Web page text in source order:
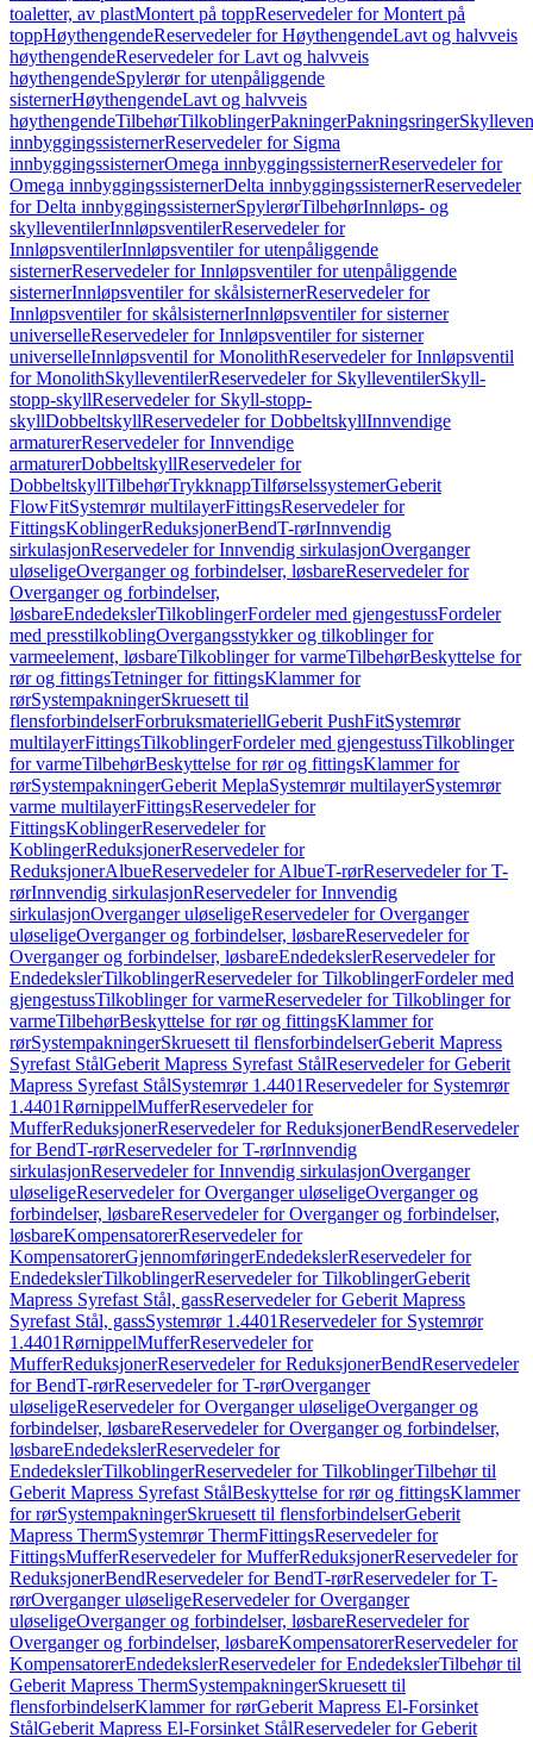
toaletter, av plastMontert på toppReservedeler for Montert på
toppHøythengendeReservedeler for HøythengendeLavt og halvveis
høythengendeReservedeler for Lavt og halvveis
høythengendeSpylerør for utenpåliggende
sisternerHøythengendeLavt og halvveis
høythengendeTilbehørTilkoblingerPakningerPakningsringer
innbyggingssisternerReservedeler for Sigma
innbyggingssisternerOmega innbyggingssisternerReservedeler for
Omega innbyggingssisternerDelta innbyggingssisternerReservedeler
for Delta innbyggingssisternerSpylerørTilbehørInnløps- og
skylleventilerInnløpsventilerReservedeler for
InnløpsventilerInnløpsventiler for utenpåliggende
sisternerReservedeler for Innløpsventiler for utenpåliggende
sisternerInnløpsventiler for skålsisternerReservedeler for
Innløpsventiler for skålsisternerInnløpsventiler for sisterner
universelleReservedeler for Innløpsventiler for sisterner
universelleInnløpsventil for MonolithReservedeler for Innløpsventil
for MonolithSkylleventilerReservedeler for SkylleventilerSkyll-
stopp-skyllReservedeler for Skyll-stopp-
skyllDobbeltskyllReservedeler for DobbeltskyllInnvendige
armaturerReservedeler for Innvendige
armaturerDobbeltskyllReservedeler for
DobbeltskyllTilbehørTrykknappTilførselssystemerGeberit
FlowFitSystemrør multilayerFittingsReservedeler for
FittingsKoblingerReduksjonerBendT-rørInnvendig
sirkulasjonReservedeler for Innvendig sirkulasjonOverganger
uløseligeOverganger og forbindelser, løsbareReservedeler for
Overganger og forbindelser,
løsbareEndedekslerTilkoblingerFordeler med gjengestussFordeler
med presstilkoblingOvergangsstykker og tilkoblinger for
varmeelement, løsbareTilkoblinger for varmeTilbehørBeskyttelse for
rør og fittingsTetninger for fittingsKlammer for
rørSystempakningerSkruesett til
flensforbindelserForbruksmateriellGeberit PushFitSystemrør
multilayerFittingsTilkoblingerFordeler med gjengestussTilkoblinger
for varmeTilbehørBeskyttelse for rør og fittingsKlammer for
rørSystempakningerGeberit MeplaSystemrør multilayerSystemrør
varme multilayerFittingsReservedeler for
FittingsKoblingerReservedeler for
KoblingerReduksjonerReservedeler for
ReduksjonerAlbueReservedeler for AlbueT-rørReservedeler for T-
rørInnvendig sirkulasjonReservedeler for Innvendig
sirkulasjonOverganger uløseligeReservedeler for Overganger
uløseligeOverganger og forbindelser, løsbareReservedeler for
Overganger og forbindelser, løsbareEndedekslerReservedeler for
EndedekslerTilkoblingerReservedeler for TilkoblingerFordeler med
gjengestussTilkoblinger for varmeReservedeler for Tilkoblinger for
varmeTilbehørBeskyttelse for rør og fittingsKlammer for
rørSystempakningerSkruesett til flensforbindelserGeberit Mapress
Syrefast StålGeberit Mapress Syrefast StålReservedeler for Geberit
Mapress Syrefast StålSystemrør 1.4401Reservedeler for Systemrør
1.4401RørnippelMufferReservedeler for
MufferReduksjonerReservedeler for ReduksjonerBendReservedeler
for BendT-rørReservedeler for T-rørInnvendig
sirkulasjonReservedeler for Innvendig sirkulasjonOverganger
uløseligeReservedeler for Overganger uløseligeOverganger og
forbindelser, løsbareReservedeler for Overganger og forbindelser,
løsbareKompensatorerReservedeler for
KompensatorerGjennomføringerEndedekslerReservedeler for
EndedekslerTilkoblingerReservedeler for TilkoblingerGeberit
Mapress Syrefast Stål, gassReservedeler for Geberit Mapress
Syrefast Stål, gassSystemrør 1.4401Reservedeler for Systemrør
1.4401RørnippelMufferReservedeler for
MufferReduksjonerReservedeler for ReduksjonerBendReservedeler
for BendT-rørReservedeler for T-rørOverganger
uløseligeReservedeler for Overganger uløseligeOverganger og
forbindelser, løsbareReservedeler for Overganger og forbindelser,
løsbareEndedekslerReservedeler for
EndedekslerTilkoblingerReservedeler for TilkoblingerTilbehør til
Geberit Mapress Syrefast StålBeskyttelse for rør og fittingsKlammer
for rørSystempakningerSkruesett til flensforbindelserGeberit
Mapress ThermSystemrør ThermFittingsReservedeler for
FittingsMufferReservedeler for MufferReduksjonerReservedeler for
ReduksjonerBendReservedeler for BendT-rørReservedeler for T-
rørOverganger uløseligeReservedeler for Overganger
uløseligeOverganger og forbindelser, løsbareReservedeler for
Overganger og forbindelser, løsbareKompensatorerReservedeler for
KompensatorerEndedekslerReservedeler for EndedekslerTilbehør til
Geberit Mapress ThermSystempakningerSkruesett til
flensforbindelserKlammer for rørGeberit Mapress El-Forsinket
StålGeberit Mapress El-Forsinket StålReservedeler for Geberit